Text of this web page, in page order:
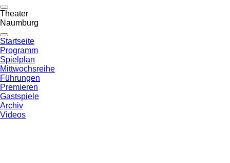
Theater
Naumburg
Startseite
Programm
Spielplan
Mittwochsreihe
Führungen
Premieren
Gastspiele
Archiv
Videos